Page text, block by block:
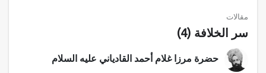
مقالات
سر الخلافة (4)
حضرة مرزا غلام أحمد القادياني عليه السلام